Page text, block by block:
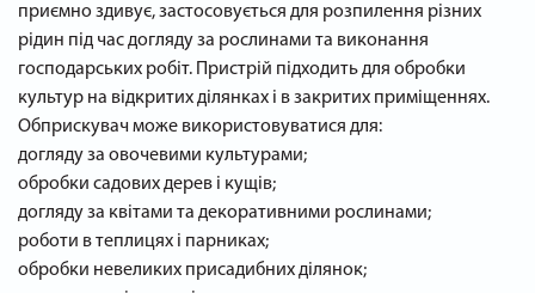
приємно здивує, застосовується для розпилення різних
рідин під час догляду за рослинами та виконання
господарських робіт. Пристрій підходить для обробки
культур на відкритих ділянках і в закритих приміщеннях.
Обприскувач може використовуватися для:
догляду за овочевими культурами;
обробки садових дерев і кущів;
догляду за квітами та декоративними рослинами;
роботи в теплицях і парниках;
обробки невеликих присадибних ділянок;